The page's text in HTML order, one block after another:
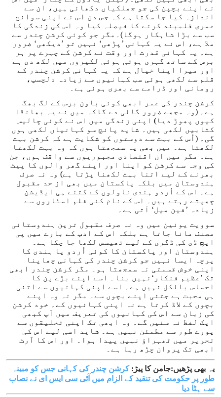
نے اپنے بچپن کی جو جھلکیاں دکھائی ہیں، ان سے
اندازہ کیا جا سکتا ہے کہ جس دن اس نے اپنی سوانح
عمری قلمبند کرنے کا فیصلہ کیا وہ اس کی زندگی کا
سب سے بڑا شاہکار ہوگا)۔مگر جو کوئی کرشن چندر سے
ملا ہے، اس نے یہ کہانی ’پڑھی‘ نہیں تو ’دیکھی‘ ضرور
ہے۔ یہ کہانی قدرت اور وقت نے کرشن کے چہرے پر ہر
برس کے ساتھ گہری ہوتی ہوئی لکیروں میں لکھ دی ہے
اور میرا اپنا خیال ہے کہ یہ کہانی کرشن چندر کے
قلم سے لکھی ہوئی سب کہانیوں سے زیادہ دلچسپ،
رومانی اور ڈرامے سے بھری ہوئی ہے۔
کرشن چندر کی عمر ابھی کوئی باون برس کے لگ بھگ
ہے۔ (وہ مجھے ضرور گالی دے گاکہ میں نے یہ بھانڈا
کیوں پھوڑ دیا) اپنی زندگی میں اس نے کوئی چالیس
کتابیں لکھی ہیں۔ شاید پانچ سو کہانیاں لکھی ہوں
گی۔ (اُس کے بہت سے دوستوں کو شکایت ہے کہ کرشن بہت
لکھتا ہے۔ میں بھی یہ سمجھتا ہوں کہ وہ بہت لکھتا
ہے۔ مگر میں ان اقتصادی مجبوریوں سے واقف ہوں، جن
کی وجہ سے کرشن کو اپنا اور اپنے گھر والوں کا پیٹ
بھرنے کے لیے اتنا بہت لکھنا پڑتا ہے) وہ نہ صرف
ہندوستان میں بلکہ پاکستان میں بھی از حد مقبول
ہے۔ اس کے اُردو ہندی ناولوں کے کتنے ہی ایڈیشن
چھپتے رہتے ہیں۔ اس کے نام کئی فلم اسٹاروں سے
زیادہ ’فین میل‘ آتی ہے۔
سوویت یونین میں وہ نہ صرف مقبول ترین ہندوستانی
مصنف مانا جاتا ہے بلکہ اس کے ادب کے بارے میں پی
ایچ ڈی کی ڈگری کے لیے تھیسس لکھا جا چکا ہے۔
ہندوستان اور پاکستان کا کوئی اُردو یا ہندی کا
پرچہ ایسا نہیں جو کرشن چندر کی کہانی چھاپنا
اپنی خوش قسمتی نہ سمجھتا ہو۔ مگر کرشن چندر ابھی
تک ’عظیم فنکار‘نہیں بنا۔ اسے اپنے بڑے پن کا
احساس بالکل نہیں ہے۔ اسے اپنی کہانیوں سے اتنی
ہی محبت ہے جتنی اپنے بچوں سے۔ مگر نہ وہ اپنے
بچوں کے لاڈ کرتا ہے نہ اپنی کہانیوں کے۔ خود کرشن
کی زبان سے اس کی کہانیوں کی تعریف میں آپ کبھی
ایک لفظ نہ سنیں گے۔ وہ ابھی تک اپنی تخلیقوں سے
پورے طور سے مطمئن نہیں ہے۔ شاید اسی لیے اس کی
تحریر میں ٹھہراؤ نہیں پیدا ہوا۔ اور اس کا آرٹ
ابھی تک پروان چڑھ رہا ہے۔
یہ بھی پڑھیں:جامن کا پیڑ:کرشن چندر کی کہانی جس کو مبینہ
طور پر حکومت کی تنقید کے الزام میں آئی سی ایس ای نے نصاب
سے ہٹا دیا